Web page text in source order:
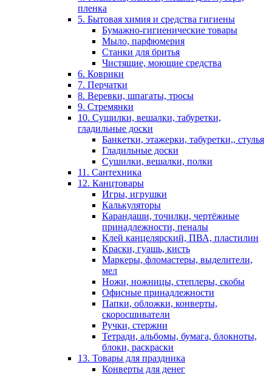
пленка
5. Бытовая химия и средства гигиены
Бумажно-гигиенические товары
Мыло, парфюмерия
Станки для бритья
Чистящие, моющие средства
6. Коврики
7. Перчатки
8. Веревки, шпагаты, тросы
9. Стремянки
10. Сушилки, вешалки, табуретки,
гладильные доски
Банкетки, этажерки, табуретки,, стулья
Гладильные доски
Сушилки, вешалки, полки
11. Сантехника
12. Канцтовары
Игры, игрушки
Калькуляторы
Карандаши, точилки, чертёжные
принадлежности, пеналы
Клей канцелярский, ПВА, пластилин
Краски, гуашь, кисть
Маркеры, фломастеры, выделители,
мел
Ножи, ножницы, степлеры, скобы
Офисные принадлежности
Папки, обложки, конверты,
скоросшиватели
Ручки, стержни
Тетради, альбомы, бумага, блокноты,
блоки, раскраски
13. Товары для праздника
Конверты для денег